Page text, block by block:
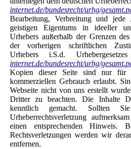
internet.de/bundesrecht/urhg/
Bearbeitung, Verbreitung und
geistigen Eigentums in ideeller
Urhebers außerhalb der Grenzen
der vorherigen schriftlichen
Urhebers i.S.d.
internet.de/bundesrecht/urhg/
Kopien dieser Seite sind nur für
kommerziellen Gebrauch erlaubt.
Webseite nicht von uns erstellt
Dritter zu beachten. Die Inhalte
kenntlich gemacht. Sollten
Urheberrechtsverletzung
einen entsprechenden Hinweis.
Rechtsverletzungen werden wir
entfernen.